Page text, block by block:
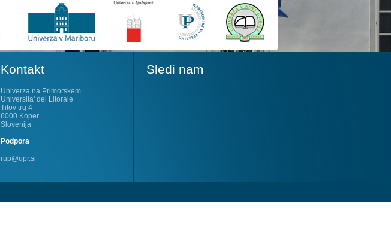
Kontakt
Univerza na Primorskem
Universita' del Litorale
Titov trg 4
6000 Koper
Slovenija
Podpora
rup@upr.si
Sledi nam